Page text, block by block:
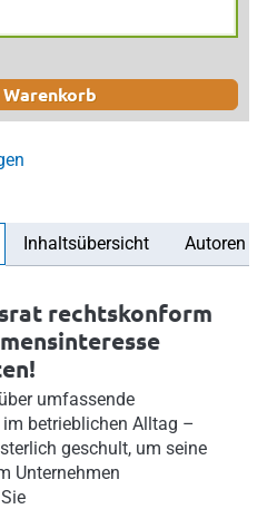
Warenkorb
Inhaltsübersicht Autoren
rechtskonform
umfassende
betrieblichen Alltag –
geschult, um seine
Unternehmen